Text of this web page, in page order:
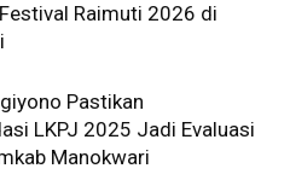
Raimuti 2026 di
Pastikan
LKPJ 2025 Jadi Evaluasi
Manokwari